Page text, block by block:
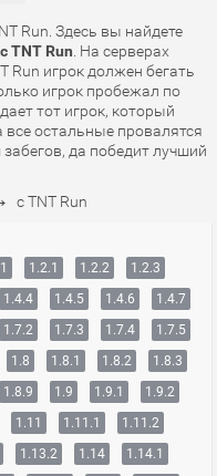
Run. Здесь вы найдете
TNT Run . На серверах
игрок должен бегать
игрок пробежал по
тот игрок, который
остальные провалятся
да победит лучший
с TNT Run
1.2.1 1.2.2
1.2.3
1.4.4 1.4.5 1.4.6
1.4.7
1.7.2 1.7.3 1.7.4
1.7.5
1.8 1.8.1 1.8.2
1.8.3
1.8.9 1.9 1.9.1
1.9.2
1.11 1.11.1
1.11.2
1.13.2 1.14
1.14.1